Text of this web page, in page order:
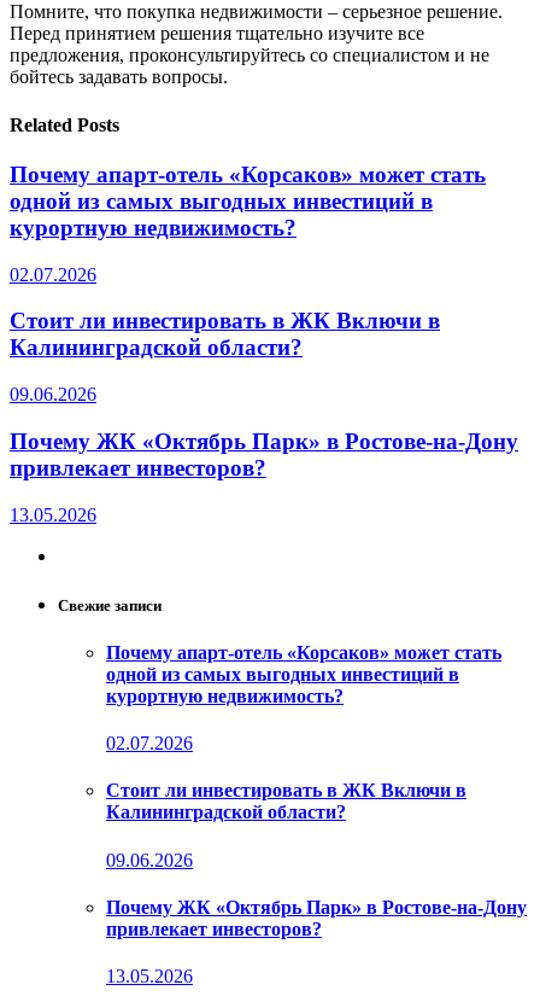
Помните, что покупка недвижимости – серьезное решение.
Перед принятием решения тщательно изучите все
предложения, проконсультируйтесь со специалистом и не
бойтесь задавать вопросы.
Related Posts
Почему апарт-отель «Корсаков» может стать
одной из самых выгодных инвестиций в
курортную недвижимость?
02.07.2026
Стоит ли инвестировать в ЖК Включи в
Калининградской области?
09.06.2026
Почему ЖК «Октябрь Парк» в Ростове-на-Дону
привлекает инвесторов?
13.05.2026
Свежие записи
Почему апарт-отель «Корсаков» может стать
одной из самых выгодных инвестиций в
курортную недвижимость?
02.07.2026
Стоит ли инвестировать в ЖК Включи в
Калининградской области?
09.06.2026
Почему ЖК «Октябрь Парк» в Ростове-на-Дону
привлекает инвесторов?
13.05.2026